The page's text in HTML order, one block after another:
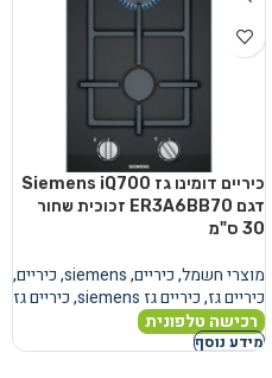
כיריים דומינו גז Siemens iQ700
דגם ER3A6BB70 זכוכית שחור
30 ס"מ
מוצרי חשמל,כיריים,
siemens
,כיריים,
כיריים גז,כיריים גז siemens ,כיריים גז
רכישה טלפונית
מידע נוסף